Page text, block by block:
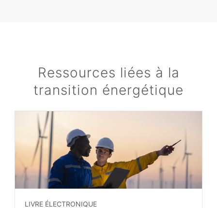
Ressources liées à la
transition énergétique
LIVRE ÉLECTRONIQUE